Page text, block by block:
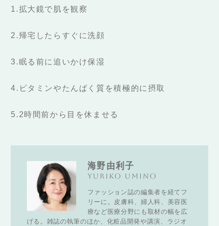
1.拡大鏡で肌を観察
2.帰宅したらすぐに洗顔
3.眠る前に追いかけ保湿
4.ビタミンやたんぱく質を積極的に摂取
5.2時間前から目を休ませる
海野由利子
Yuriko Umino
ファッション誌の編集者を経てフ
リーに。皮膚科、婦人科、美容医
療など医療分野にも取材の幅を広
げる。雑誌の執筆のほか、化粧品開発や講演、ラジオ